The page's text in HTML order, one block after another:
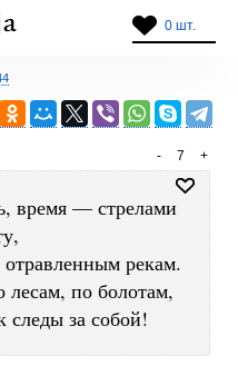
0 шт.
+
7
-
время — стрелами
рекам.
по болотам,
следы за собой!